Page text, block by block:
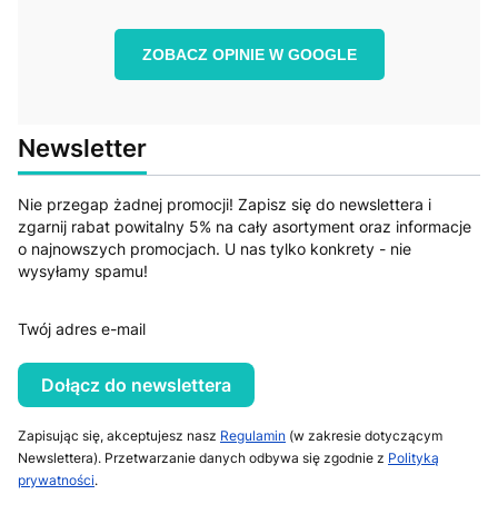
ZOBACZ OPINIE W GOOGLE
Newsletter
Nie przegap żadnej promocji! Zapisz się do newslettera i
zgarnij rabat powitalny 5% na cały asortyment oraz informacje
o najnowszych promocjach. U nas tylko konkrety - nie
wysyłamy spamu!
Twój adres e-mail
Dołącz do newslettera
Zapisując się, akceptujesz nasz Regulamin (w zakresie dotyczącym
Newslettera). Przetwarzanie danych odbywa się zgodnie z Polityką
prywatności.